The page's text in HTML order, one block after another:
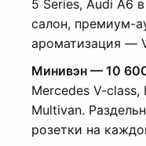
5 Series, Audi A6
салон, премиум-
ароматизация —
Минивэн — 10
Mercedes V-
Multivan.
розетки на